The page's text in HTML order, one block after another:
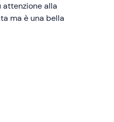
alla
ma è una bella